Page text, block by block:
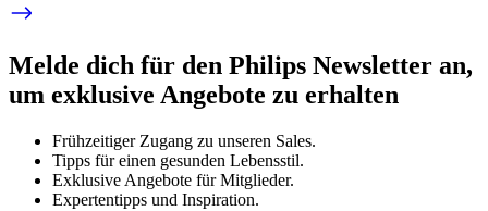
Melde dich für den Philips Newsletter an,
um exklusive Angebote zu erhalten
Frühzeitiger Zugang zu unseren Sales.
Tipps für einen gesunden Lebensstil.
Exklusive Angebote für Mitglieder.
Expertentipps und Inspiration.